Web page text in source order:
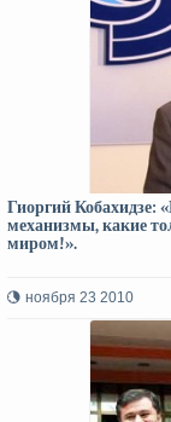
Гиоргий Кобахидзе:
механизмы, какие
миром!».
ноября 23 2010